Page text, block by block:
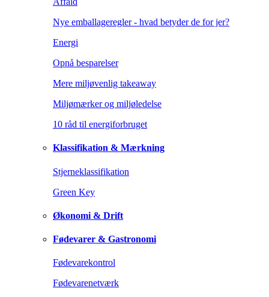
Nye emballageregler - hvad betyder de for jer?
Energi
Opnå besparelser
Mere miljøvenlig takeaway
Miljømærker og miljøledelse
10 råd til energiforbruget
Klassifikation & Mærkning
Stjerneklassifikation
Green Key
Økonomi & Drift
Fødevarer & Gastronomi
Fødevarekontrol
Fødevarenetværk